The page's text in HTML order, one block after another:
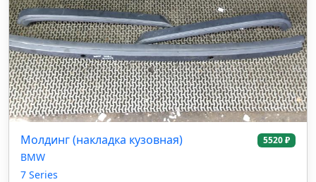
Молдинг (накладка кузовная) 5520 ₽
BMW
7 Series